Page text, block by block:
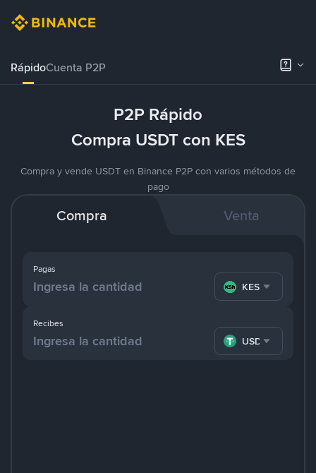
RápidoCuenta P2P
P2P Rápido
Compra USDT con KES
Compra y vende USDT en Binance P2P con varios métodos de
pago
Compra Venta
Pagas
KES
Recibes
USDT